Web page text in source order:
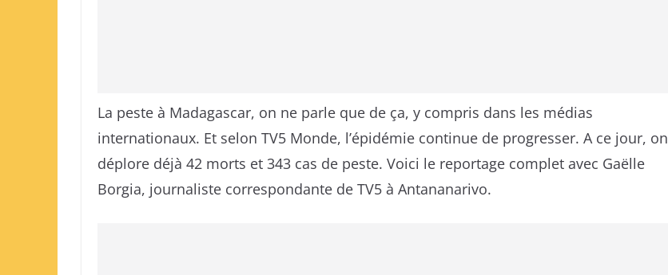
La peste à Madagascar, on ne parle que de ça, y compris dans les médias
internationaux. Et selon TV5 Monde, l’épidémie continue de progresser. A ce jour, on
déplore déjà 42 morts et 343 cas de peste. Voici le reportage complet avec Gaëlle
Borgia, journaliste correspondante de TV5 à Antananarivo.